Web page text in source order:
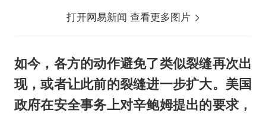
打开网易新闻 查看更多图片
如今，各方的动作避免了类似裂缝再次出
现，或者让此前的裂缝进一步扩大。美国
政府在安全事务上对辛鲍姆提出的要求，